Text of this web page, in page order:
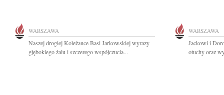
WARSZAWA
Naszej drogiej Koleżance Basi Jarkowskiej wyrazy
głębokiego żalu i szczerego współczucia...
WARSZAWA
Jackowi i
otuchy oraz